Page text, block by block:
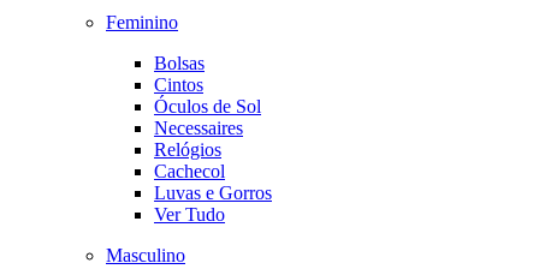
Feminino
Bolsas
Cintos
Óculos de Sol
Necessaires
Relógios
Cachecol
Luvas e Gorros
Ver Tudo
Masculino